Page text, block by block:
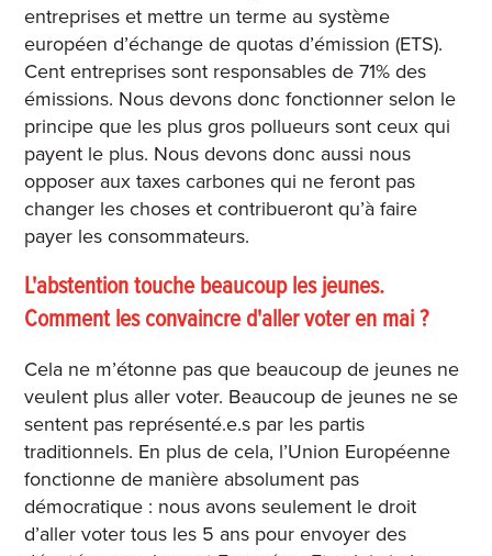
entreprises et mettre un terme au système
européen d’échange de quotas d’émission (ETS).
Cent entreprises sont responsables de 71% des
émissions. Nous devons donc fonctionner selon le
principe que les plus gros pollueurs sont ceux qui
payent le plus. Nous devons donc aussi nous
opposer aux taxes carbones qui ne feront pas
changer les choses et contribueront qu’à faire
payer les consommateurs.
L'abstention touche beaucoup les jeunes.
Comment les convaincre d'aller voter en mai ?
Cela ne m’étonne pas que beaucoup de jeunes ne
veulent plus aller voter. Beaucoup de jeunes ne se
sentent pas représenté.e.s par les partis
traditionnels. En plus de cela, l’Union Européenne
fonctionne de manière absolument pas
démocratique : nous avons seulement le droit
d’aller voter tous les 5 ans pour envoyer des